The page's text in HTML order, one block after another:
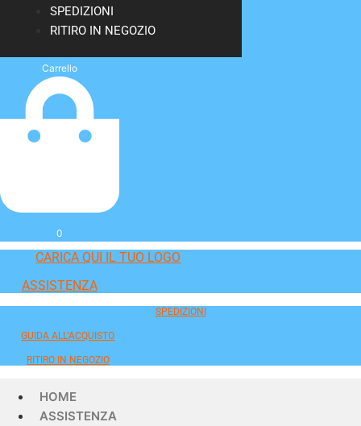
SPEDIZIONI
RITIRO IN NEGOZIO
Carrello
0
CARICA QUI IL TUO LOGO
ASSISTENZA
SPEDIZIONI
GUIDA ALL'ACQUISTO
RITIRO IN NEGOZIO
HOME
ASSISTENZA